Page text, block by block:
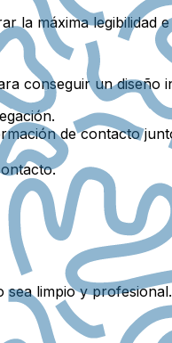
la máxima legibilidad
conseguir un diseño
de contacto
sea limpio y profesional.